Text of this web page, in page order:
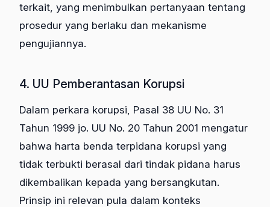
terkait, yang menimbulkan pertanyaan tentang
prosedur yang berlaku dan mekanisme
pengujiannya.
4. UU Pemberantasan Korupsi
Dalam perkara korupsi, Pasal 38 UU No. 31
Tahun 1999 jo. UU No. 20 Tahun 2001 mengatur
bahwa harta benda terpidana korupsi yang
tidak terbukti berasal dari tindak pidana harus
dikembalikan kepada yang bersangkutan.
Prinsip ini relevan pula dalam konteks